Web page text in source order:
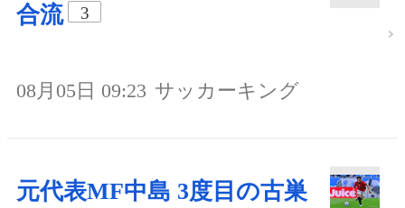
合流
3
08月05日 09:23 サッカーキング
元代表MF中島 3度目の古巣